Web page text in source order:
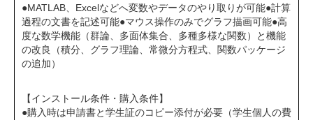
●MATLAB、Excelなどへ変数やデータのやり取りが可能●計算
過程の文書を記述可能●マウス操作のみでグラフ描画可能●高
度な数学機能（群論、多面体集合、多種多様な関数）と機能
の改良（積分、グラフ理論、常微分方程式、関数パッケージ
の追加）
【インストール条件・購入条件】
●購入時は申請書と学生証のコピー添付が必要（学生個人の費